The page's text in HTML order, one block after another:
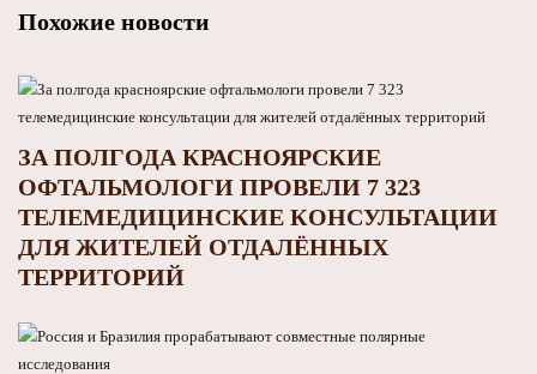
Похожие новости
ЗА ПОЛГОДА КРАСНОЯРСКИЕ
ОФТАЛЬМОЛОГИ ПРОВЕЛИ 7 323
ТЕЛЕМЕДИЦИНСКИЕ КОНСУЛЬТАЦИИ
ДЛЯ ЖИТЕЛЕЙ ОТДАЛЁННЫХ
ТЕРРИТОРИЙ